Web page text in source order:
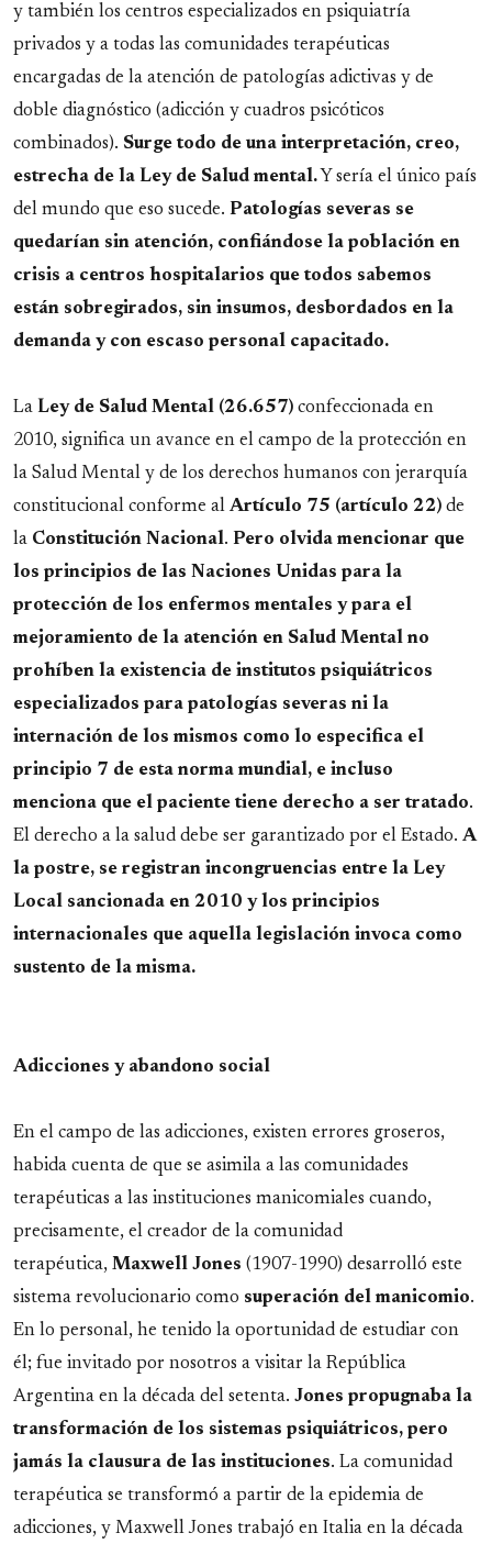
y también los centros especializados en psiquiatría
privados y a todas las comunidades terapéuticas
encargadas de la atención de patologías adictivas y de
doble diagnóstico (adicción y cuadros psicóticos
combinados). Surge todo de una interpretación, creo,
estrecha de la Ley de Salud mental. Y sería el único país
del mundo que eso sucede. Patologías severas se
quedarían sin atención, confiándose la población en
crisis a centros hospitalarios que todos sabemos
están sobregirados, sin insumos, desbordados en la
demanda y con escaso personal capacitado.
La Ley de Salud Mental (26.657) confeccionada en
2010, significa un avance en el campo de la protección en
la Salud Mental y de los derechos humanos con jerarquía
constitucional conforme al Artículo 75 (artículo 22) de
la Constitución Nacional. Pero olvida mencionar que
los principios de las Naciones Unidas para la
protección de los enfermos mentales y para el
mejoramiento de la atención en Salud Mental no
prohíben la existencia de institutos psiquiátricos
especializados para patologías severas ni la
internación de los mismos como lo especifica el
principio 7 de esta norma mundial, e incluso
menciona que el paciente tiene derecho a ser tratado.
El derecho a la salud debe ser garantizado por el Estado. A
la postre, se registran incongruencias entre la Ley
Local sancionada en 2010 y los principios
internacionales que aquella legislación invoca como
sustento de la misma.
Adicciones y abandono social
En el campo de las adicciones, existen errores groseros,
habida cuenta de que se asimila a las comunidades
terapéuticas a las instituciones manicomiales cuando,
precisamente, el creador de la comunidad
terapéutica, Maxwell Jones (1907-1990) desarrolló este
sistema revolucionario como superación del manicomio.
En lo personal, he tenido la oportunidad de estudiar con
él; fue invitado por nosotros a visitar la República
Argentina en la década del setenta. Jones propugnaba la
transformación de los sistemas psiquiátricos, pero
jamás la clausura de las instituciones. La comunidad
terapéutica se transformó a partir de la epidemia de
adicciones, y Maxwell Jones trabajó en Italia en la década